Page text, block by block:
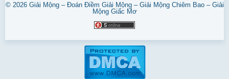
© 2026 Giải Mộng – Đoán Điềm Giải Mộng – Giải Mộng Chiêm Bao – Giải
Mộng Giấc Mơ